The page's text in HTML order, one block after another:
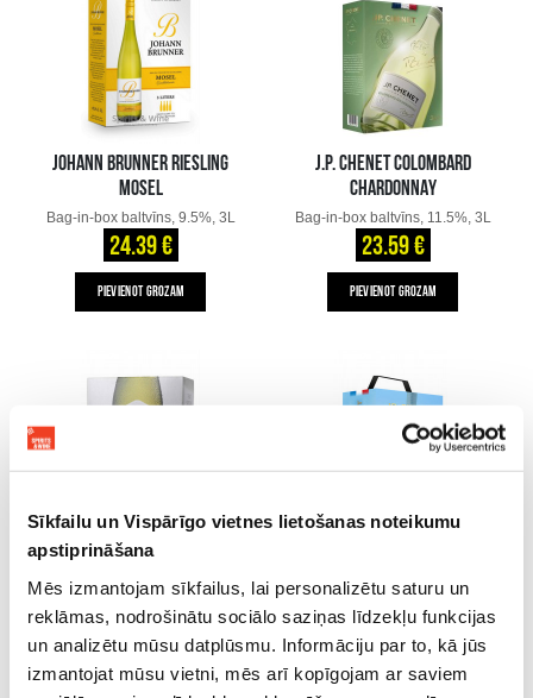
Sīkfailu un Vispārīgo vietnes lietošanas noteikumu
apstiprināšana
Mēs izmantojam sīkfailus, lai personalizētu saturu un
reklāmas, nodrošinātu sociālo saziņas līdzekļu funkcijas
un analizētu mūsu datplūsmu. Informāciju par to, kā jūs
izmantojat mūsu vietni, mēs arī kopīgojam ar saviem
JOHANN BRUNNER RIESLING
MOSEL
Bag-in-box baltvīns, 9.5%, 3L
24.39 €
PIEVIENOT GROZAM
J.P. CHENET COLOMBARD
CHARDONNAY
Bag-in-box baltvīns, 11.5%, 3L
23.59 €
PIEVIENOT GROZAM
THAT SPECIAL RIESLING
Bag-in-box baltvīns, 12.5%, 3L
23.39 €
PIEVIENOT GROZAM
23.39 €
PIEVIENOT GROZAM